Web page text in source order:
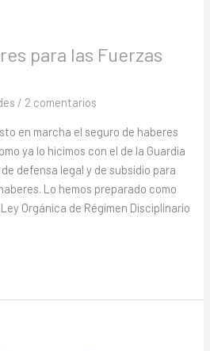
para las Fuerzas
/ 2 comentarios
en marcha el seguro de haberes
ya lo hicimos con el de la Guardia
defensa legal y de subsidio para
Lo hemos preparado como
Orgánica de Régimen Disciplinario